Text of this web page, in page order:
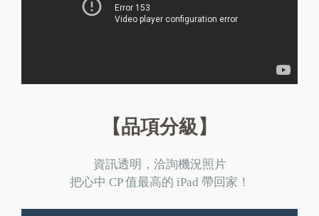
【品項分級】
資訊透明，洽詢機況照片
把心中 CP 值最高的 iPad 帶回家！